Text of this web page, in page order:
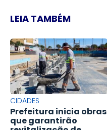
LEIA TAMBÉM
CIDADES
Prefeitura inicia obras
que garantirão